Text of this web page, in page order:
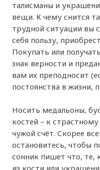
талисманы и
вещи. К чему снится
трудной ситуации вы
себя пользу,
Покупать или
знак верности и
вам их преподносит
постоянства в жизни,
Носить медальоны,
костей – к
чужой счёт. Скорее
остановитесь, чтобы
сонник пишет что, те,
из кости или